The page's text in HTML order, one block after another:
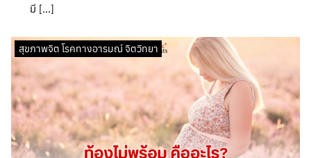
มี […]
สุขภาพจิต โรคทางอารมณ์ จิตวิทยา